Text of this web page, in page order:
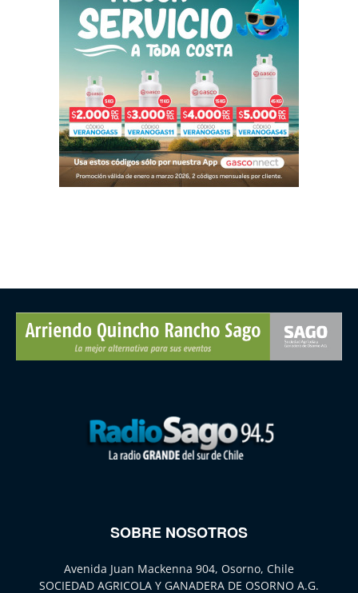
SOBRE NOSOTROS
Avenida Juan Mackenna 904, Osorno, Chile
SOCIEDAD AGRICOLA Y GANADERA DE OSORNO A.G.